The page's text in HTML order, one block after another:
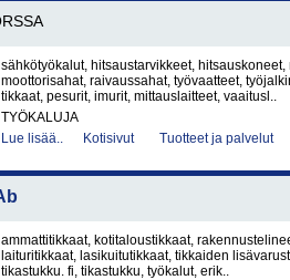
sähkötyökalut, hitsaustarvikkeet,
moottorisahat, raivaussahat, työvaatteet,
tikkaat, pesurit, imurit, mittauslaitteet, vaaitusl..
TYÖKALUJA
Lue lisää..
Kotisivut Tuotteet ja palvelut
ammattitikkaat, kotitaloustikkaat,
laituritikkaat, lasikuitutikkaat, tikkaiden
tikastukku. fi, tikastukku, työkalut, erik..